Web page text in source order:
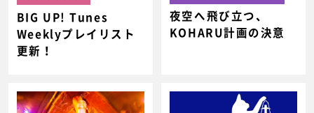
BIG UP! Tunes
Weeklyプレイリスト
更新！
夜空へ飛び立つ、
KOHARU計画の決意